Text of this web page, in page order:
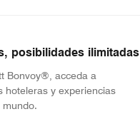
posibilidades ilimitadas
Bonvoy®, acceda a
hoteleras y experiencias
mundo.